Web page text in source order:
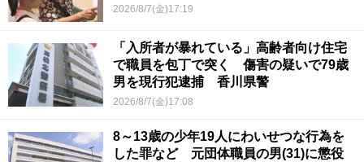
2026/8/7(金)17:19
「入所者が暴れている」高齢者向け住宅
で職員を包丁で突く 傷害の疑いで79歳
男を現行犯逮捕 香川県警
2026/8/7(金)17:08
8～13歳の少年19人にわいせつな行為を
した罪など 元団体職員の男(31)に懲役